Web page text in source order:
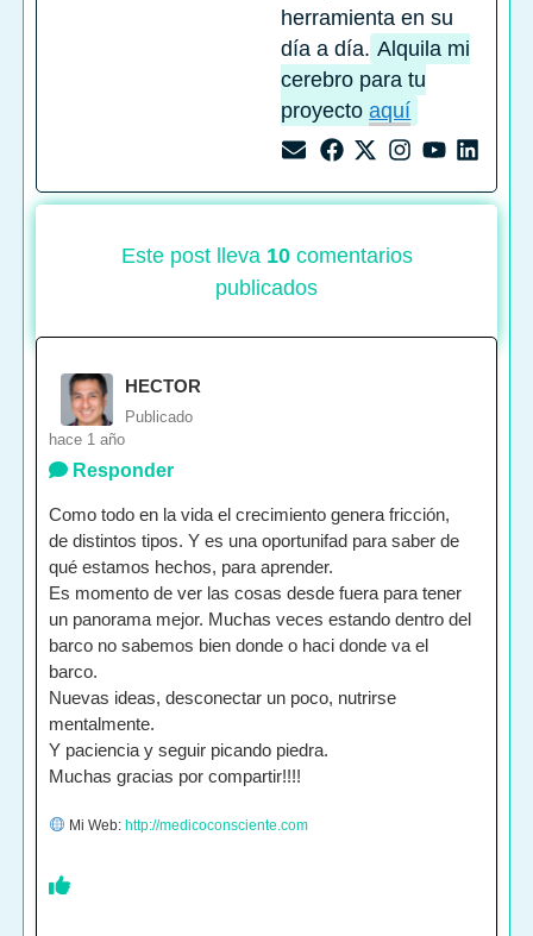
herramienta en su
día a día. Alquila mi
cerebro para tu
proyectoaquí
Este post lleva 10comentarios
publicados
HECTOR
Publicado
hace 1 año
Responder
Como todo en la vida el crecimiento genera fricción,
de distintos tipos. Y es una oportunifad para saber de
qué estamos hechos, para aprender.
Es momento de ver las cosas desde fuera para tener
un panorama mejor. Muchas veces estando dentro del
barco no sabemos bien donde o haci donde va el
barco.
Nuevas ideas, desconectar un poco, nutrirse
mentalmente.
Y paciencia y seguir picando piedra.
Muchas gracias por compartir!!!!
Mi Web: http://medicoconsciente.com